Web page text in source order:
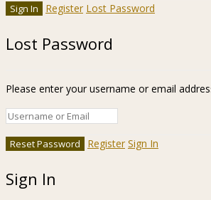
Register Lost Password
Lost Password
Please enter your username or email
Register Sign In
Sign In